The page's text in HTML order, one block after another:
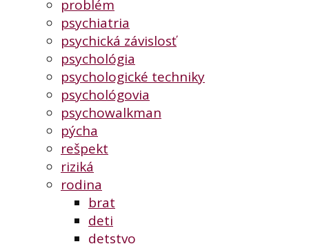
problém
psychiatria
psychická závislosť
psychológia
psychologické techniky
psychológovia
psychowalkman
pýcha
rešpekt
riziká
rodina
brat
deti
detstvo